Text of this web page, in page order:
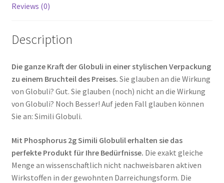
Reviews (0)
Description
Die ganze Kraft der Globuli in einer stylischen Verpackung
zu einem Bruchteil des Preises. Sie glauben an die Wirkung
von Globuli? Gut. Sie glauben (noch) nicht an die Wirkung
von Globuli? Noch Besser! Auf jeden Fall glauben können
Sie an: Simili Globuli.
Mit Phosphorus 2g Simili Globulil erhalten sie das
perfekte Produkt für Ihre Bedürfnisse. Die exakt gleiche
Menge an wissenschaftlich nicht nachweisbaren aktiven
Wirkstoffen in der gewohnten Darreichungsform. Die